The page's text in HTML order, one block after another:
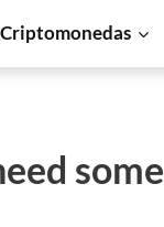
Criptomonedas
some